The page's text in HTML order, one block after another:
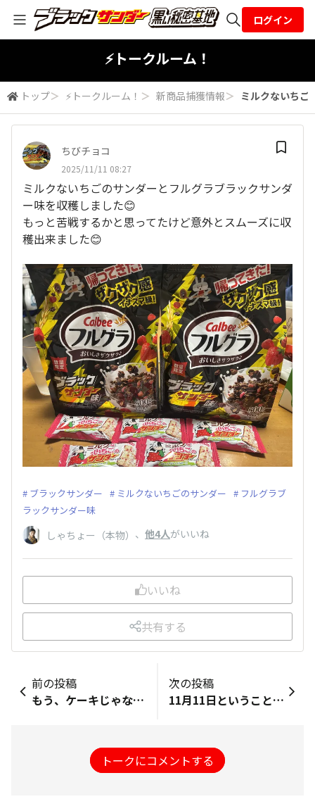
ログイン
⚡トークルーム！
トップ＞ ⚡トークルーム！ ＞ 新商品捕獲情報＞ ミルクないちご
ちびチョコ
2025/11/11 08:27
ミルクないちごのサンダーとフルグラブラックサンダ
ー味を収穫しました😊
もっと苦戦するかと思ってたけど意外とスムーズに収
穫出来ました😊
ブラックサンダー ミルクないちごのサンダー
フルグラブ
ラックサンダー味
しゃちょー（本物） 、 他4人がいいね
いいね
共有する
前の投稿
もう、ケーキじゃなくてこれでいいじゃん！！ 最高においしい😆
次の投稿
11月11日ということで、 コンビニで、一瞬アレに手が伸びましたが、 こちら🍓を選びました。 ちなみに、 いちごは英語でストロベリーだけど、 定義上「ベリー」ではないことを知りました。 「ニュー！ベリー！ハッピー！！」を なんとなく調べて得た豆知識でした^_^
トークにコメントする